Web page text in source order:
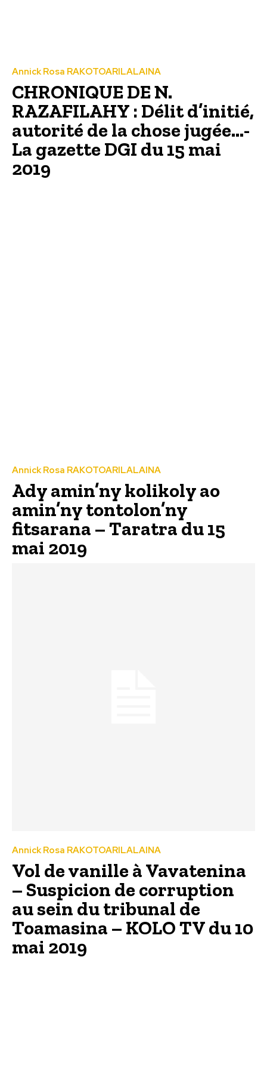
Annick Rosa RAKOTOARILALAINA
CHRONIQUE DE N.
RAZAFILAHY : Délit d’initié,
autorité de la chose jugée…-
La gazette DGI du 15 mai
2019
Annick Rosa RAKOTOARILALAINA
Ady amin’ny kolikoly ao
amin’ny tontolon’ny
fitsarana – Taratra du 15
mai 2019
Annick Rosa RAKOTOARILALAINA
Vol de vanille à Vavatenina
– Suspicion de corruption
au sein du tribunal de
Toamasina – KOLO TV du 10
mai 2019